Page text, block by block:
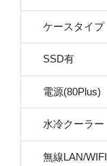
ケースタイプ
SSD有
電源(80Plus)
水冷クーラー
無線LAN/WIFI